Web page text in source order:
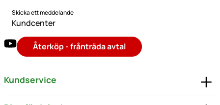
Skicka ett meddelande
Kundcenter
Återköp - frånträda avtal
Kundservice